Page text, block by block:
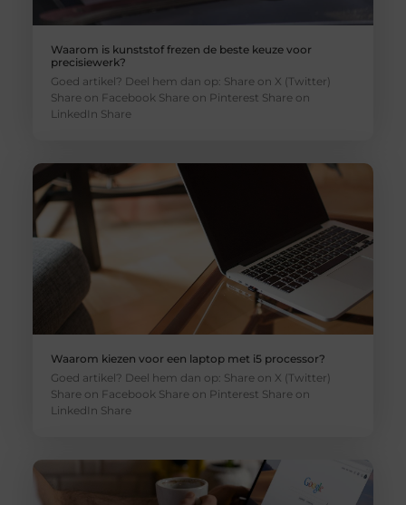
Waarom is kunststof frezen de beste keuze voor
precisiewerk?
Goed artikel? Deel hem dan op: Share on X (Twitter)
Share on Facebook Share on Pinterest Share on
LinkedIn Share
Waarom kiezen voor een laptop met i5 processor?
Goed artikel? Deel hem dan op: Share on X (Twitter)
Share on Facebook Share on Pinterest Share on
LinkedIn Share